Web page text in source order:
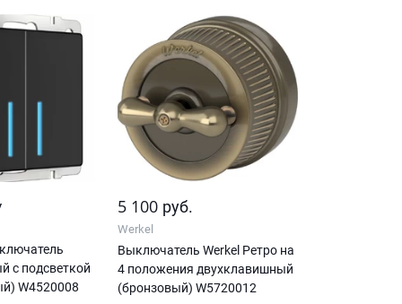
с подсветкой
W4520008
5 100 руб.
Werkel
Выключатель Werkel Ретро на
4 положения двухклавишный
(бронзовый) W5720012